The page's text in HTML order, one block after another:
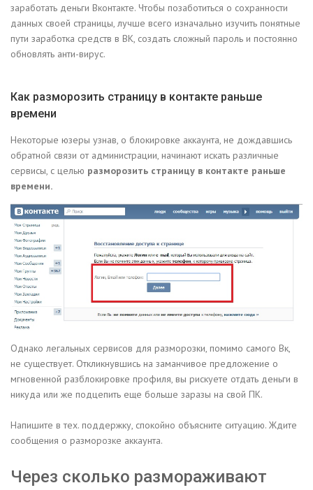
заработать деньги Вконтакте. Чтобы позаботиться о сохранности
данных своей страницы, лучше всего изначально изучить понятные
пути заработка средств в ВК, создать сложный пароль и постоянно
обновлять анти-вирус.
Как разморозить страницу в контакте раньше
времени
Некоторые юзеры узнав, о блокировке аккаунта, не дождавшись
обратной связи от администрации, начинают искать различные
сервисы, с целью разморозить страницу в контакте раньше
времени.
Однако легальных сервисов для разморозки, помимо самого Вк,
не существует. Откликнувшись на заманчивое предложение о
мгновенной разблокировке профиля, вы рискуете отдать деньги в
никуда или же подцепить еще больше заразы на свой ПК.
Напишите в тех. поддержку, спокойно объясните ситуацию. Ждите
сообщения о разморозке аккаунта.
Через сколько размораживают